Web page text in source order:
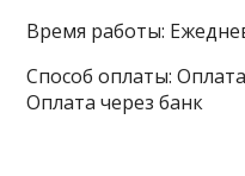
Время работы:
Способ оплаты:
Оплата через банк